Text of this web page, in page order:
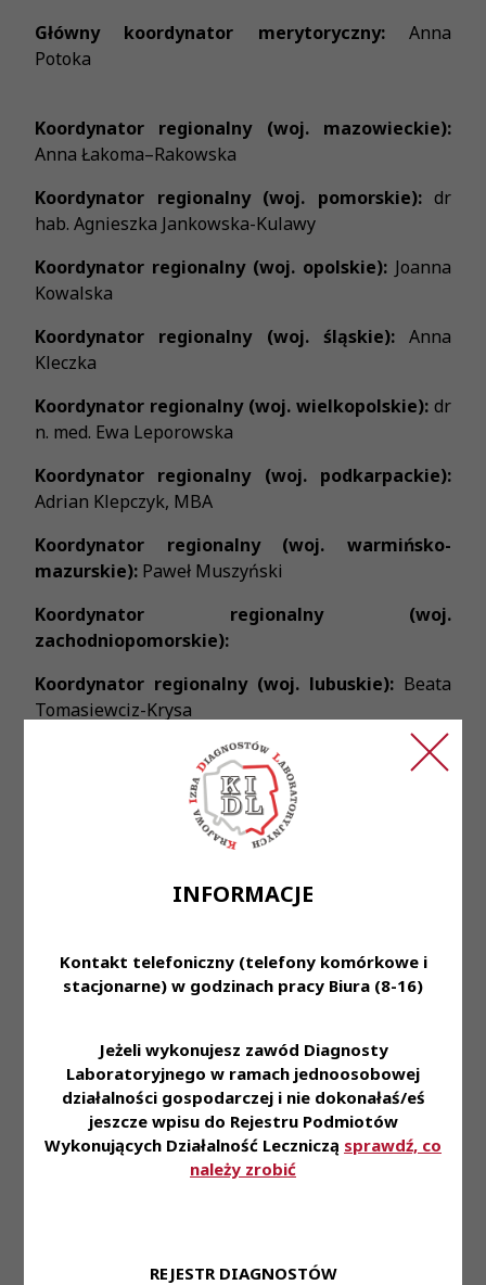
INFORMACJE
Kontakt telefoniczny (telefony komórkowe i
stacjonarne) w godzinach pracy Biura (8-16)
Jeżeli wykonujesz zawód Diagnosty
Laboratoryjnego w ramach jednoosobowej
działalności gospodarczej i nie dokonałaś/eś
jeszcze wpisu do Rejestru Podmiotów
Wykonujących Działalność Leczniczą sprawdź, co
należy zrobić
REJESTR DIAGNOSTÓW
Główny koordynator merytoryczny:Anna
Potoka
Koordynator regionalny (woj. mazowieckie):
Anna Łakoma–Rakowska
Koordynator regionalny (woj. pomorskie):dr
hab. Agnieszka Jankowska-Kulawy
Koordynator regionalny (woj. opolskie): Joanna
Kowalska
Koordynator regionalny (woj. śląskie):Anna
Kleczka
Koordynator regionalny (woj. wielkopolskie): dr
n. med. Ewa Leporowska
Koordynator regionalny (woj. podkarpackie):
Adrian Klepczyk, MBA
Koordynator regionalny (woj. warmińsko-
mazurskie): Paweł Muszyński
Koordynator regionalny (woj.
zachodniopomorskie):
Koordynator regionalny (woj. lubuskie): Beata
Tomasiewciz-Krysa
Koordynator regionalny (woj. lubelskie):
Beata
Koordynator regionalny (woj. dolnośląskie):
Koordynator regionalny (woj. kujawsko-
Koordynator regionalny (woj. podlaskie):
Magdalena Średzińska
med. Edyta Borkowska
Koordynator regionalny (woj. małopolskie):
Danuta Kozłowska
Koordynator regionalny (woj. świętokrzyskie):
Ekspert ds. ewaluacji merytorycznej